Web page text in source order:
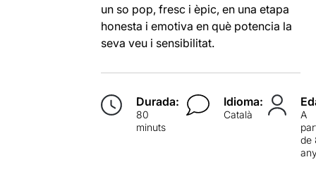
un so pop, fresc i èpic, en una etapa
honesta i emotiva en què potencia la
seva veu i sensibilitat.
Durada:
80
minuts
Idioma:
Català
A
de